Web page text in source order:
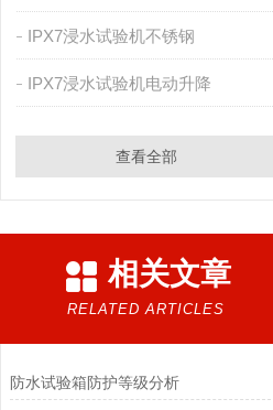
IPX7浸水试验机不锈钢
IPX7浸水试验机电动升降
查看全部
相关文章
RELATED ARTICLES
防水试验箱防护等级分析